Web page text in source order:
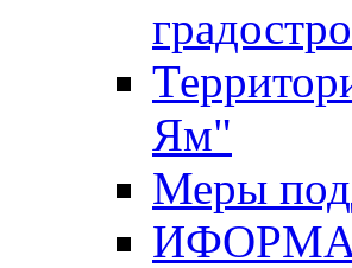
Ям"
Меры